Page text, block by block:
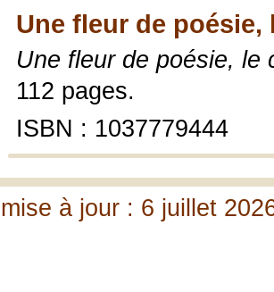
Une fleur de
Une fleur de poésie,
112 pages.
ISBN : 1037779444
à jour : 6 juillet